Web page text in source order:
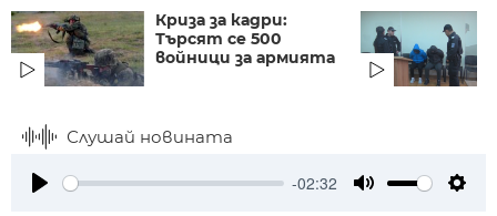
Криза за кадри:
Търсят се 500
войници за армията
Слушай новината
-02:32